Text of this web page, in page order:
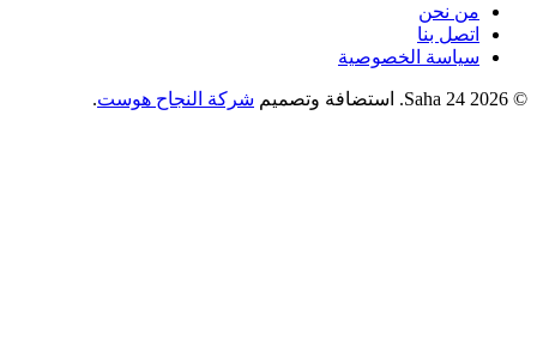
من نحن
اتصل بنا
سياسة الخصوصية
© 2026 Saha 24. استضافة وتصميم شركة النجاح هوست.